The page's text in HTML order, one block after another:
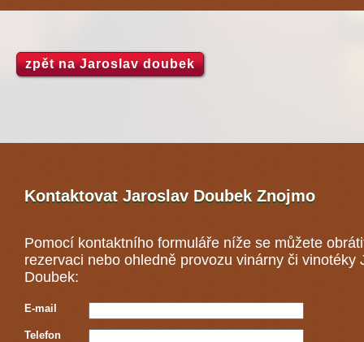
zpět na Jaroslav doubek
Kontaktovat Jaroslav Doubek Znojmo
Pomocí kontaktního formuláře níže se můžete
rezervaci nebo ohledně provozu vinárny či vinotéky
Doubek:
E-mail
Telefon